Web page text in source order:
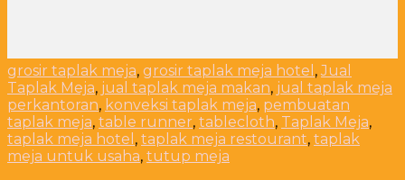
grosir taplak meja, grosir taplak meja hotel ,Jual
Taplak Meja, jual taplak meja makan, jual taplak meja
perkantoran, konveksi taplak meja, pembuatan
taplak meja, table runner, tablecloth, Taplak Meja,
taplak meja hotel , taplak meja restourant, taplak
meja untuk usaha, tutup meja